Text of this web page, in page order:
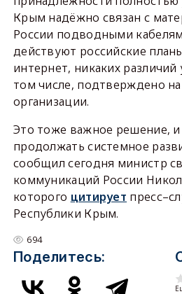
Крым надёжно связан с
России подводными
действуют российские
интернет, никаких
том числе, подтверждено
организации.
Это тоже важное решение,
продолжать системное
сообщил сегодня министр
коммуникаций России
которого цитирует
Республики Крым.
694
Поделитесь: